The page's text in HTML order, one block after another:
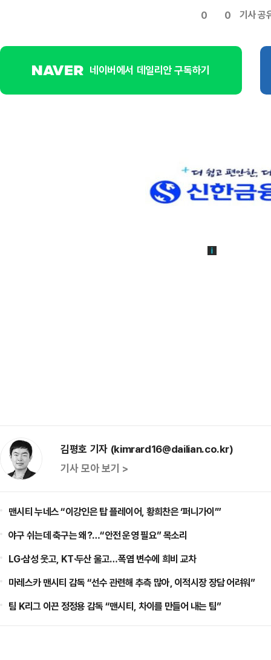
0 0 기사 공
네이버에서 데일리안 구독하기
김평호 기자 (kimrard16@dailian.co.kr)
기사 모아 보기 >
맨시티 누네스 “이강인은 탑 플레이어, 황희찬은 ‘퍼니가이’”
야구 쉬는데 축구는 왜?…“안전 운영 필요” 목소리
LG·삼성 웃고, KT·두산 울고…폭염 변수에 희비 교차
마레스카 맨시티 감독 “선수 관련해 추측 많아, 이적시장 장담 어려워”
팀 K리그 이끈 정정용 감독 “맨시티, 차이를 만들어 내는 팀”